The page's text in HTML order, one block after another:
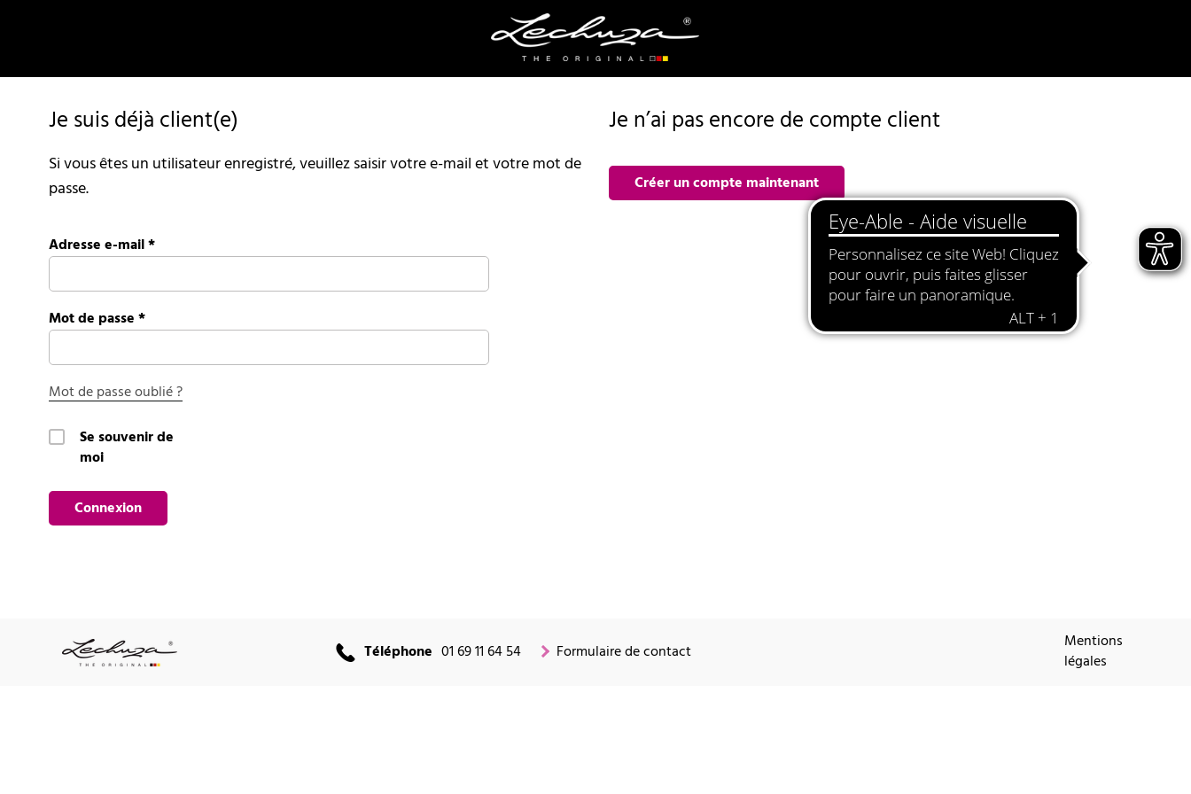
Je suis déjà client(e)
Si vous êtes un utilisateur enregistré, veuillez saisir votre e-mail et votre mot de
passe.
Adresse e-mail*
Mot de passe*
Mot de passe oublié ?
Se souvenir de
moi
Connexion
Je n’ai pas encore de compte client
Créer un compte maintenant
Téléphone 01 69 11 64 54 Formulaire de contact
Mentions
légales